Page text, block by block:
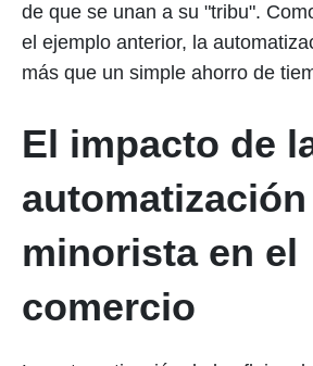
de que se unan a su "tribu".
el ejemplo anterior, la
más que un simple ahorro de
El impacto de
automatización
minorista en el
comercio